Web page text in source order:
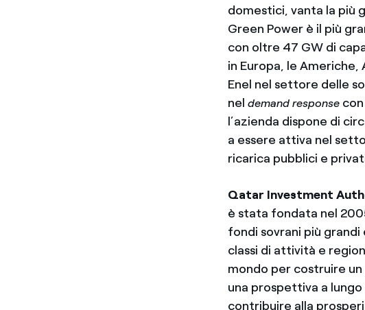
domestici, vanta la più
Green Power è il più
con oltre 47 GW di
in Europa, le Americhe,
Enel nel settore delle
neldemand response
l’azienda dispone di
a essere attiva nel
ricarica pubblici e
Qatar Investment
è stata fondata nel
fondi sovrani più grandi
classi di attività e
mondo per costruire
una prospettiva a
contribuire alla